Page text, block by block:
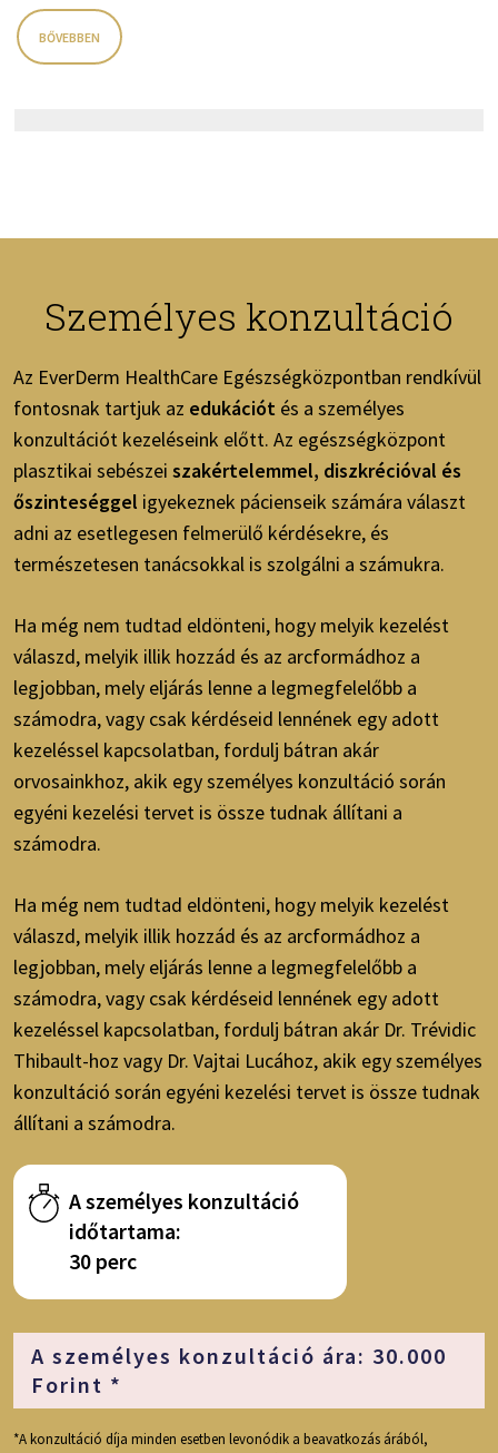
BŐVEBBEN
Személyes konzultáció
Az EverDerm HealthCare Egészségközpontban rendkívül
fontosnak tartjuk az edukációt és a személyes
konzultációt kezeléseink előtt. Az egészségközpont
plasztikai sebészeiszakértelemmel, diszkrécióval és
őszinteséggel igyekeznek pácienseik számára választ
adni az esetlegesen felmerülő kérdésekre, és
természetesen tanácsokkal is szolgálni a számukra.
Ha még nem tudtad eldönteni, hogy melyik kezelést
válaszd, melyik illik hozzád és az arcformádhoz a
legjobban, mely eljárás lenne a legmegfelelőbb a
számodra, vagy csak kérdéseid lennének egy adott
kezeléssel kapcsolatban, fordulj bátran akár
orvosainkhoz, akik egy személyes konzultáció során
egyéni kezelési tervet is össze tudnak állítani a
számodra.
Ha még nem tudtad eldönteni, hogy melyik kezelést
válaszd, melyik illik hozzád és az arcformádhoz a
legjobban, mely eljárás lenne a legmegfelelőbb a
számodra, vagy csak kérdéseid lennének egy adott
kezeléssel kapcsolatban, fordulj bátran akár Dr. Trévidic
Thibault-hoz vagy Dr. Vajtai Lucához, akik egy személyes
konzultáció során egyéni kezelési tervet is össze tudnak
állítani a számodra.
A személyes konzultáció
időtartama:
30 perc
A személyes konzultáció ára: 30.000
Forint *
*A konzultáció díja minden esetben levonódik a beavatkozás árából,